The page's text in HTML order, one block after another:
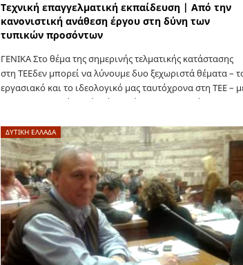
Τεχνική επαγγελματική εκπαίδευση | Από την
κανονιστική ανάθεση έργου στη δύνη των
τυπικών προσόντων
ΓΕΝΙΚΑ Στο θέμα της σημερινής τελματικής κατάστασης
στη ΤΕΕδεν μπορεί να λύνουμε δυο ξεχωριστά θέματα –
εργασιακό και το ιδεολογικό μας ταυτόχρονα στη ΤΕΕ –
μιας. Δεν μπορεί να λέμε ότι πρέπει ουσιαστικά…
ΔΥΤΙΚΗ ΕΛΛΑΔΑ